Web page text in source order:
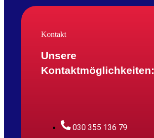
Kontakt
Unsere
Kontaktmöglichkeiten:
030 355 136 79